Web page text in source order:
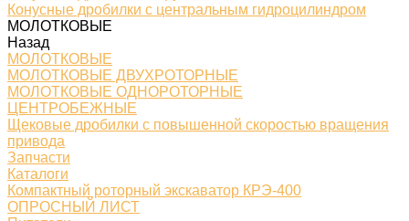
Конусные дробилки с центральным гидроцилиндром
МОЛОТКОВЫЕ
Назад
МОЛОТКОВЫЕ
МОЛОТКОВЫЕ ДВУХРОТОРНЫЕ
МОЛОТКОВЫЕ ОДНОРОТОРНЫЕ
ЦЕНТРОБЕЖНЫЕ
Щековые дробилки с повышенной скоростью вращения
привода
Запчасти
Каталоги
Компактный роторный экскаватор КРЭ-400
ОПРОСНЫЙ ЛИСТ